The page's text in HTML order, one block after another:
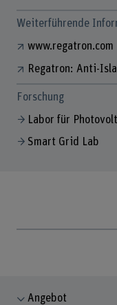
Weiterführende
www.regatron.com
Regatron: Anti-
Forschung
Labor für
Smart Grid Lab
Angebot